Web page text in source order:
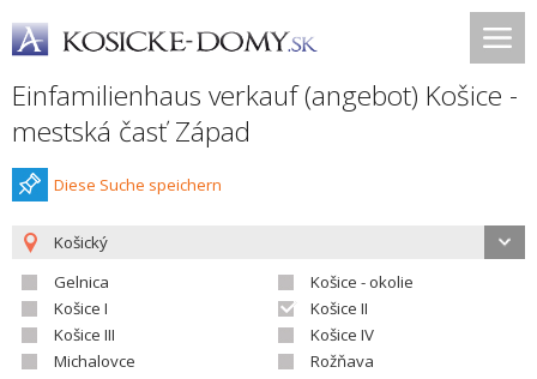
Einfamilienhaus verkauf (angebot) Košice -
mestská časť Západ
Diese Suche speichern
Košický
Gelnica
Košice - okolie
Košice I
Košice II
Košice III
Košice IV
Michalovce
Rožňava